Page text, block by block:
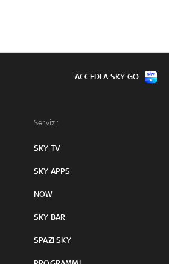
Servizi:
SKY TV
SKY APPS
NOW
SKY BAR
SPAZI SKY
ACCEDI A SKY GO